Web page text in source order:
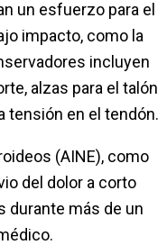
un esfuerzo para el
impacto, como la
incluyen
alzas para el talón
tensión en el tendón.
(AINE), como
del dolor a corto
durante más de un